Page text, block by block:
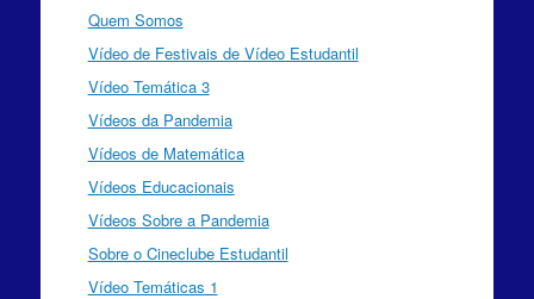
Quem Somos
Vídeo de Festivais de Vídeo Estudantil
Vídeo Temática 3
Vídeos da Pandemia
Vídeos de Matemática
Vídeos Educacionais
Vídeos Sobre a Pandemia
Sobre o Cineclube Estudantil
Vídeo Temáticas 1